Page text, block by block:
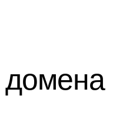
домена